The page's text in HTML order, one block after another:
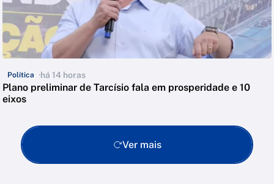
Política há 14 horas
Plano preliminar de Tarcísio fala em prosperidade e 10
eixos
Ver mais